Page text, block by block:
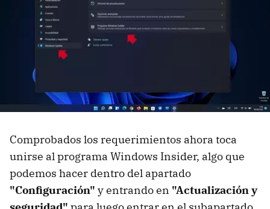
Comprobados los requerimientos ahora toca
unirse al programa Windows Insider, algo que
podemos hacer dentro del apartado
"Configuración" y entrando en "Actualización y